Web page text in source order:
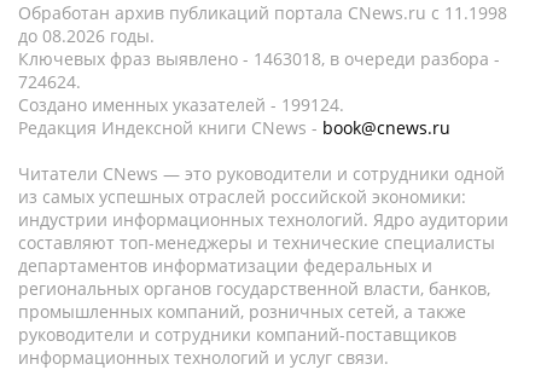
Обработан архив публикаций портала CNews.ru c 11.1998
до 08.2026 годы.
Ключевых фраз выявлено - 1463018, в очереди разбора -
724624.
Создано именных указателей - 199124.
Редакция Индексной книги CNews - book@cnews.ru
Читатели CNews — это руководители и сотрудники одной
из самых успешных отраслей российской экономики:
индустрии информационных технологий. Ядро аудитории
составляют топ-менеджеры и технические специалисты
департаментов информатизации федеральных и
региональных органов государственной власти, банков,
промышленных компаний, розничных сетей, а также
руководители и сотрудники компаний-поставщиков
информационных технологий и услуг связи.